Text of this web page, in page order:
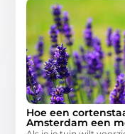
Hoe een
Amsterdam een